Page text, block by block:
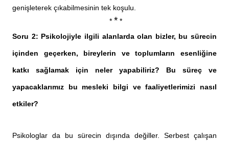
genişleterek çıkabilmesinin tek koşulu.
* **
Soru 2: Psikolojiyle ilgili alanlarda olan bizler, bu sürecin
içinden geçerken, bireylerin ve toplumların esenliğine
katkı sağlamak için neler yapabiliriz? Bu süreç ve
yapacaklarımız bu mesleki bilgi ve faaliyetlerimizi nasıl
etkiler?
Psikologlar da bu sürecin dışında değiller. Serbest çalışan